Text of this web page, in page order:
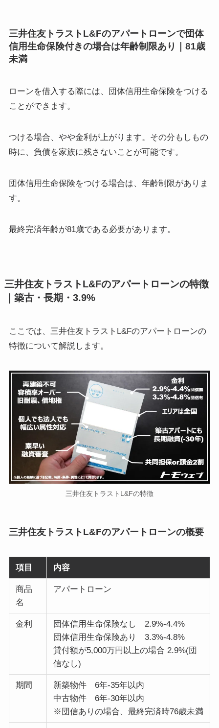
三井住友トラストL&Fのアパートローンで団体
信用生命保険付きの場合は年齢制限あり｜81歳
未満
ローンを借入する際には、団体信用生命保険をつける
ことができます。
つける場合、やや金利が上がります。その分もしもの
時に、負債を家族に残さないことが可能です。
団体信用生命保険をつける場合は、年齢制限がありま
す。
最終完済年齢が81歳である必要があります。
三井住友トラストL&Fのアパートローンの特徴
｜築古・長期・3.9%
ここでは、三井住友トラストL&Fのアパートローンの
特徴について解説します。
三井住友トラストL&Fの特徴
三井住友トラストL&Fのアパートローンの概要
項目 内容
商品
名
アパートローン
金利
団体信用生命保険なし 2.9%-4.4%
団体信用生命保険あり 3.3%-4.8%
貸付額が5,000万円以上の場合 2.9%(団
信なし)
期間
新築物件 6年-35年以内
中古物件 6年-30年以内
※団信ありの場合、最終完済時76歳未満